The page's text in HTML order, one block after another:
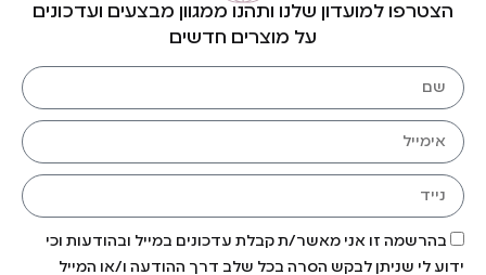
הצטרפו למועדון שלנו ותהנו ממגוון מבצעים ועדכונים
על מוצרים חדשים
בהרשמה זו אני מאשר/ת קבלת עדכונים במייל ובהודעות וכי
ידוע לי שניתן לבקש הסרה בכל שלב דרך ההודעה ו/או המייל